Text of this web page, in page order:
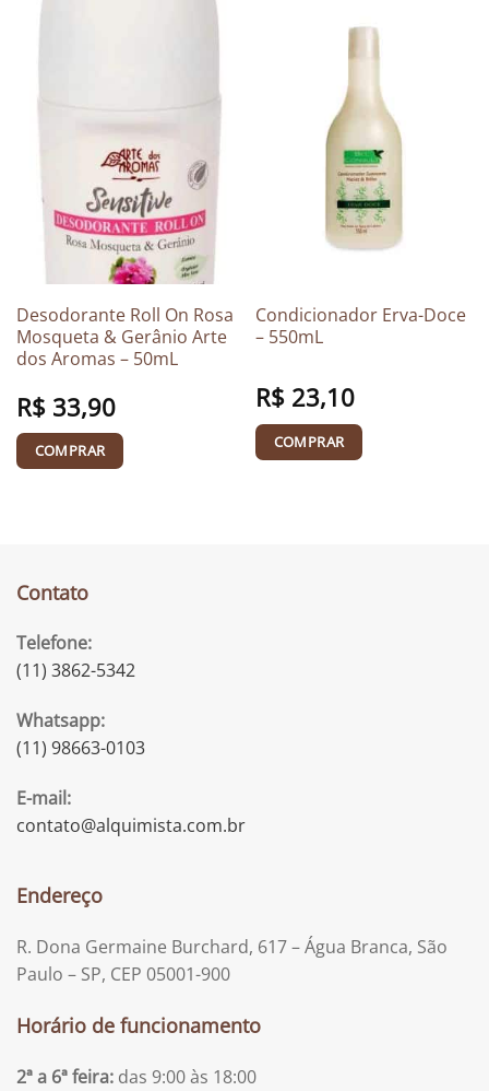
Desodorante Roll On Rosa
Mosqueta & Gerânio Arte
dos Aromas – 50mL
R$33,90
COMPRAR
Condicionador Erva-Doce
– 550mL
R$23,10
COMPRAR
Contato
Telefone:
(11) 3862-5342
Whatsapp:
(11) 98663-0103
E-mail:
contato@alquimista.com.br
Endereço
R. Dona Germaine Burchard, 617 – Água Branca, São
Paulo – SP, CEP 05001-900
Horário de funcionamento
2ª a 6ª feira: das 9:00 às 18:00